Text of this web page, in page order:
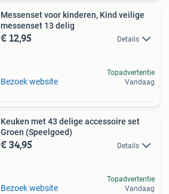
Messenset voor kinderen, Kind veilige
messenset 13 delig
€ 12,95 Details
Bezoek website
Topadvertentie
Vandaag
Keuken met 43 delige accessoire set
Groen (Speelgoed)
€ 34,95 Details
Bezoek website
Topadvertentie
Vandaag